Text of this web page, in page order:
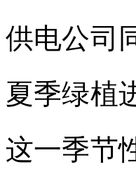
供电公司
夏季绿植
这一季节